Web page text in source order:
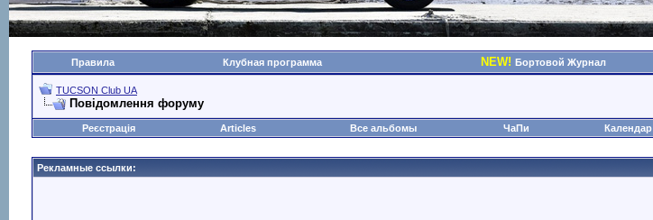
Правила Клубная программа NEW! Бортовой Журнал
TUCSON Club UA
Повідомлення форуму
Реєстрація
Articles Все альбомы ЧаПи Календар
Рекламные ссылки: